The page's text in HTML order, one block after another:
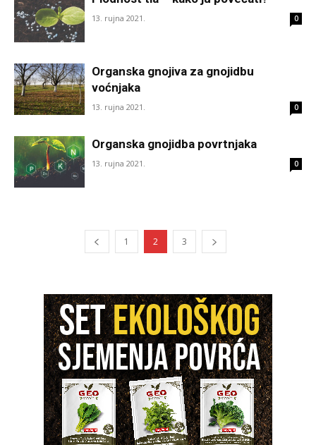
13. rujna 2021. 0
Organska gnojiva za gnojidbu
voćnjaka
13. rujna 2021. 0
Organska gnojidba povrtnjaka
13. rujna 2021. 0
1 2 3